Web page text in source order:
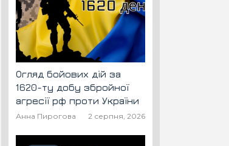
Огляд бойових дій за
1620-ту добу збройної
агресії рф проти України
Анна Пирогова 2 серпня, 2026